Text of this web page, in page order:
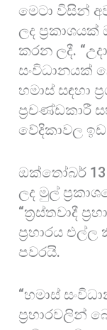
මෙටා විසින්
ලද
කරන ලදී.
සංවිධානයක්
හමාස් සඳහා
ප්‍රචණ්ඩකාරී
වේදිකාවල
ඔක්තෝබර් 13
ලද මුල්
“ත්‍රස්තවාදී
ප්‍රහාරය
පවරයි.
“හමාස්
ප්‍රහාරවලින්